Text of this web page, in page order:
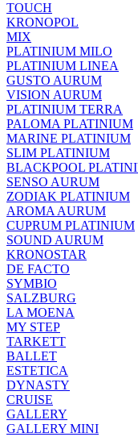
TOUCH
KRONOPOL
MIX
PLATINIUM MILO
PLATINIUM LINEA
GUSTO AURUM
VISION AURUM
PLATINIUM TERRA
PALOMA PLATINIUM
MARINE PLATINIUM
SLIM PLATINIUM
BLACKPOOL
SENSO AURUM
ZODIAK PLATINIUM
AROMA AURUM
CUPRUM PLATINIUM
SOUND AURUM
KRONOSTAR
DE FACTO
SYMBIO
SALZBURG
LA MOENA
MY STEP
TARKETT
BALLET
ESTETICA
DYNASTY
CRUISE
GALLERY
GALLERY MINI